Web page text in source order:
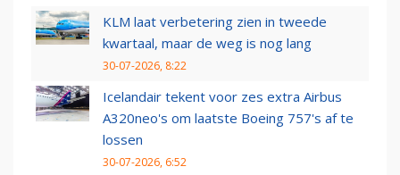
KLM laat verbetering zien in tweede
kwartaal, maar de weg is nog lang
30-07-2026, 8:22
Icelandair tekent voor zes extra Airbus
A320neo's om laatste Boeing 757's af te
lossen
30-07-2026, 6:52